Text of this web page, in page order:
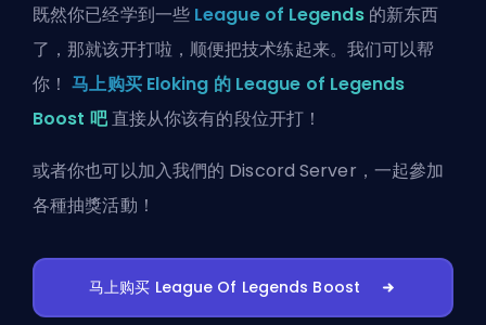
既然你已经学到一些 League of Legends的新东西
了，那就该开打啦，顺便把技术练起来。我们可以帮
你！马上购买 Eloking 的 League of Legends
Boost 吧直接从你该有的段位开打！
或者你也可以加入我們的 Discord Server ，一起參加
各種抽獎活動！
马上购买 League Of Legends Boost